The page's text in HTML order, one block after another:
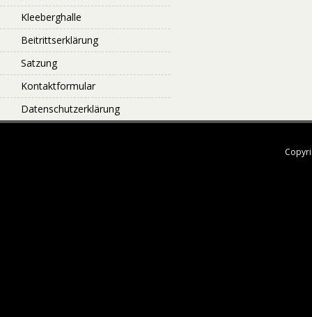
Kleeberghalle
Beitrittserklärung
Satzung
Kontaktformular
Datenschutzerklärung